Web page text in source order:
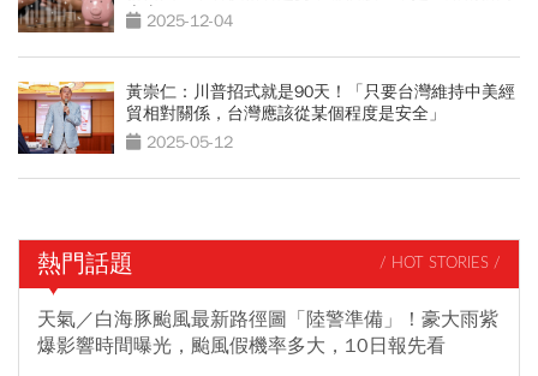
上去2025-12-04
黃崇仁：川普招式就是90天！「只要台灣維持中美經
貿相對關係，台灣應該從某個程度是安全」
2025-05-12
熱門話題 / HOT STORIES /
天氣／白海豚颱風最新路徑圖「陸警準備」！豪大雨紫
爆影響時間曝光，颱風假機率多大，10日報先看